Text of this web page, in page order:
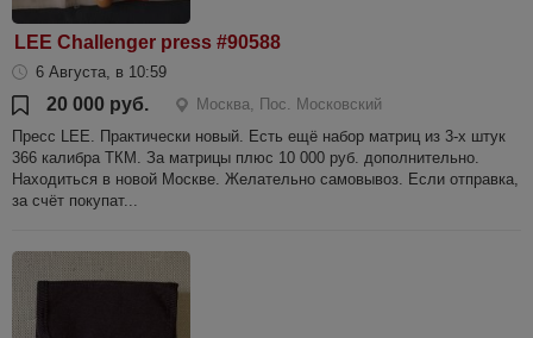
LEE Challenger press #90588
6 Августа, в 10:59
20 000 руб.
Москва, Пос. Московский
Пресс LEE. Практически новый. Есть ещё набор матриц из 3-х штук
366 калибра ТКМ. За матрицы плюс 10 000 руб. дополнительно.
Находиться в новой Москве. Желательно самовывоз. Если отправка,
за счёт покупат...